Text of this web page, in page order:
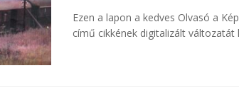
Ezen a lapon a kedves Olvasó a
című cikkének digitalizált változatát